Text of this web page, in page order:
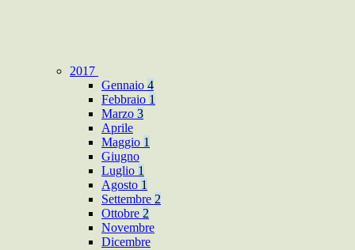
2017
Gennaio 4
Febbraio 1
Marzo 3
Aprile
Maggio 1
Giugno
Luglio 1
Agosto 1
Settembre 2
Ottobre 2
Novembre
Dicembre